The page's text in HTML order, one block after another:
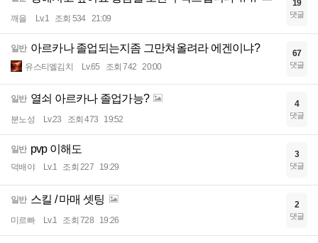
깨을 Lv.1 조회 534 21:09
19
댓글
일반 아르카나 졸업되는지좀 그만쳐올려라 에겐이냐?
유스티엘김치 Lv.65 조회 742 20:00
67
댓글
일반 열쇠 아르카나 졸업가능?
분노성 Lv.23 조회 473 19:52
4
댓글
일반 pvp 이해도
덕배야 Lv.1 조회 227 19:29
3
댓글
일반 스킬 / 마매 셋팅
미르빠 Lv.1 조회 728 19:26
2
댓글